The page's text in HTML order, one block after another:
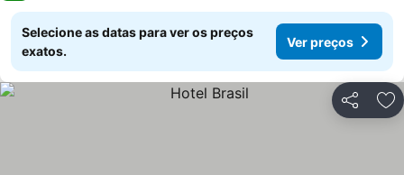
Selecione as datas para ver os preços
exatos.
Ver preços
Partilhar